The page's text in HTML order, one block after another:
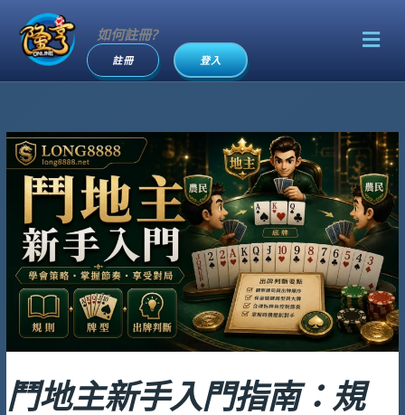
要
如何註冊?
登入
註冊
鬥地主新手入門指南：規